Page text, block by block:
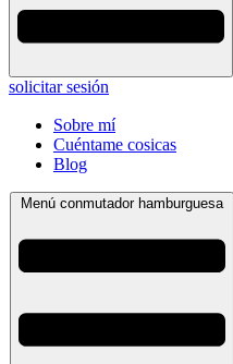
solicitar sesión
Sobre mí
Cuéntame cosicas
Blog
Menú conmutador hamburguesa